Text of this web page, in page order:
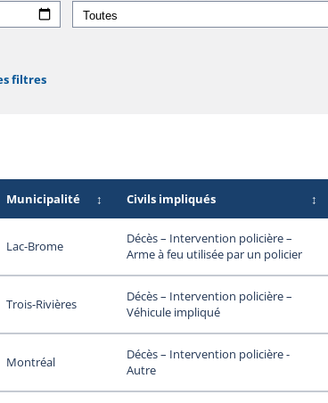
filtres
Municipalité ↕ Civils impliqués ↕
Lac-Brome
Décès – Intervention policière –
Arme à feu utilisée par un policier
Trois-Rivières
Décès – Intervention policière –
Véhicule impliqué
Montréal
Décès – Intervention policière -
Autre